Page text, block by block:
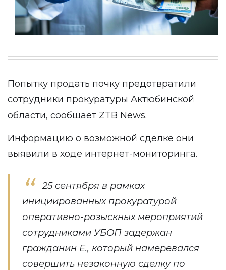
Попытку продать почку предотвратили
сотрудники прокуратуры Актюбинской
области, сообщает ZTB News.
Информацию о возможной сделке они
выявили в ходе интернет-мониторинга.
25 сентября в рамках
инициированных прокуратурой
оперативно-розыскных мероприятий
сотрудниками УБОП задержан
гражданин Е., который намеревался
совершить незаконную сделку по